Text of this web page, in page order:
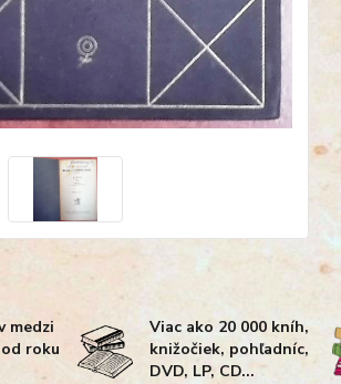
medzi
roku
Viac ako 20 000 kníh,
knižočiek, pohľadníc,
DVD, LP, CD...